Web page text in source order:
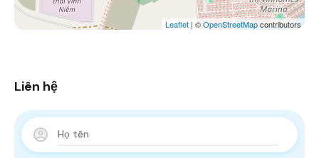
Leaflet | ©OpenStreetMapcontributors
Liên hệ